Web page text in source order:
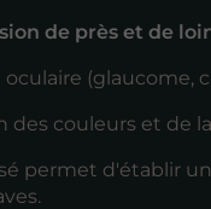
de près et de
(glaucome,
des couleurs et de
permet d'établir